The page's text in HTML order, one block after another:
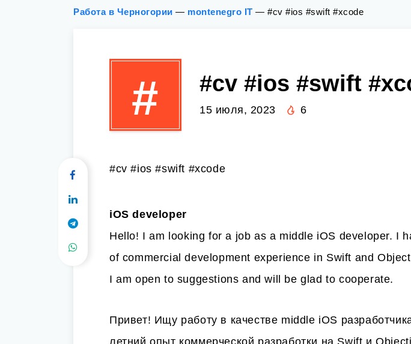
Работа в Черногории — montenegro IT — #cv #ios #swift #xcode
# #cv #ios #swift
15 июля, 2023 6
#cv #ios #swift #xcode
iOS developer
Hello! I am looking for a job as a middle iOS developer. I
of commercial development experience in Swift and
I am open to suggestions and will be glad to cooperate.
Привет! Ищу работу в качестве middle iOS
летний опыт коммерческой разработки на Swift и